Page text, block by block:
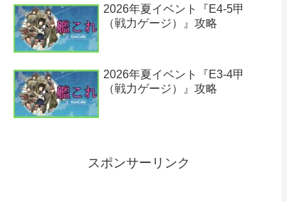
2026年夏イベント『E4-5甲
（戦力ゲージ）』攻略
2026年夏イベント『E3-4甲
（戦力ゲージ）』攻略
スポンサーリンク